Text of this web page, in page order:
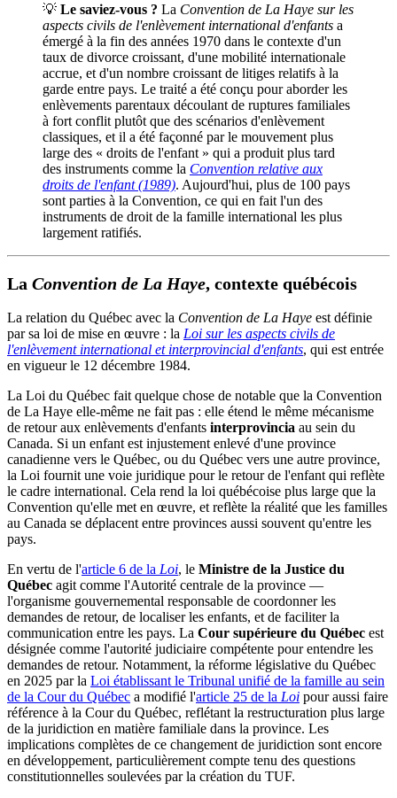
💡 Le saviez-vous ? La Convention de La Haye sur les
aspects civils de l'enlèvement international d'enfants a
émergé à la fin des années 1970 dans le contexte d'un
taux de divorce croissant, d'une mobilité internationale
accrue, et d'un nombre croissant de litiges relatifs à la
garde entre pays. Le traité a été conçu pour aborder les
enlèvements parentaux découlant de ruptures familiales
à fort conflit plutôt que des scénarios d'enlèvement
classiques, et il a été façonné par le mouvement plus
large des « droits de l'enfant » qui a produit plus tard
des instruments comme la Convention relative aux
droits de l'enfant (1989). Aujourd'hui, plus de 100 pays
sont parties à la Convention, ce qui en fait l'un des
instruments de droit de la famille international les plus
largement ratifiés.
La Convention de La Haye, contexte québécois
La relation du Québec avec la Convention de La Haye est définie
par sa loi de mise en œuvre : la Loi sur les aspects civils de
l'enlèvement international et interprovincial d'enfants, qui est entrée
en vigueur le 12 décembre 1984.
La Loi du Québec fait quelque chose de notable que la Convention
de La Haye elle-même ne fait pas : elle étend le même mécanisme
de retour aux enlèvements d'enfants interprovincia au sein du
Canada. Si un enfant est injustement enlevé d'une province
canadienne vers le Québec, ou du Québec vers une autre province,
la Loi fournit une voie juridique pour le retour de l'enfant qui reflète
le cadre international. Cela rend la loi québécoise plus large que la
Convention qu'elle met en œuvre, et reflète la réalité que les familles
au Canada se déplacent entre provinces aussi souvent qu'entre les
pays.
En vertu de l'article 6 de la Loi, le Ministre de la Justice du
Québec agit comme l'Autorité centrale de la province —
l'organisme gouvernemental responsable de coordonner les
demandes de retour, de localiser les enfants, et de faciliter la
communication entre les pays. La Cour supérieure du Québec est
désignée comme l'autorité judiciaire compétente pour entendre les
demandes de retour. Notamment, la réforme législative du Québec
en 2025 par la Loi établissant le Tribunal unifié de la famille au sein
de la Cour du Québec a modifié l'article 25 de la Loi pour aussi faire
référence à la Cour du Québec, reflétant la restructuration plus large
de la juridiction en matière familiale dans la province. Les
implications complètes de ce changement de juridiction sont encore
en développement, particulièrement compte tenu des questions
constitutionnelles soulevées par la création du TUF.